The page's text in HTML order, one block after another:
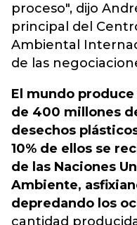
proceso", dijo
principal del
Ambiental
de las
El mundo
de 400 millones
desechos
10% de ellos se
de las Naciones
Ambiente,
depredando los
cantidad